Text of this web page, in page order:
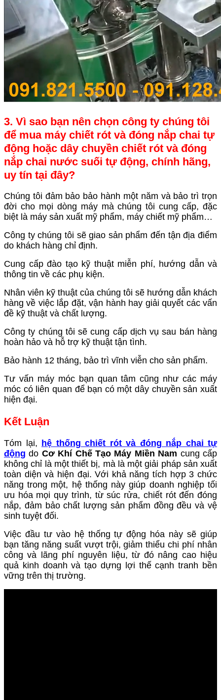
3. Vì sao bạn nên chọn công ty chúng tôi
để mua máy chiết rót và đóng nắp chai tự
động hoặc dây chuyền chiết rót và đóng
nắp chai nước suối tự động, chính hãng,
uy tín tại đây?
Chúng tôi đảm bảo bảo hành một năm và bảo trì trọn
đời cho mọi dòng máy mà chúng tôi cung cấp, đặc
biệt là máy sản xuất mỹ phẩm, máy chiết mỹ phẩm…
Công ty chúng tôi sẽ giao sản phẩm đến tận địa điểm
do khách hàng chỉ định.
Cung cấp đào tạo kỹ thuật miễn phí, hướng dẫn và
thông tin về các phụ kiện.
Nhân viên kỹ thuật của chúng tôi sẽ hướng dẫn khách
hàng về việc lắp đặt, vận hành hay giải quyết các vấn
đề kỹ thuật và chất lượng.
Công ty chúng tôi sẽ cung cấp dịch vụ sau bán hàng
hoàn hảo và hỗ trợ kỹ thuật tận tình.
Bảo hành 12 tháng, bảo trì vĩnh viễn cho sản phẩm.
Tư vấn máy móc bạn quan tâm cũng như các máy
móc có liên quan để bạn có một dây chuyền sản xuất
hiện đại.
Kết Luận
Tóm lại, hệ thống chiết rót và đóng nắp chai tự
động do Cơ Khí Chế Tạo Máy Miền Nam cung cấp
không chỉ là một thiết bị, mà là một giải pháp sản xuất
toàn diện và hiện đại. Với khả năng tích hợp 3 chức
năng trong một, hệ thống này giúp doanh nghiệp tối
ưu hóa mọi quy trình, từ súc rửa, chiết rót đến đóng
nắp, đảm bảo chất lượng sản phẩm đồng đều và vệ
sinh tuyệt đối.
Việc đầu tư vào hệ thống tự động hóa này sẽ giúp
bạn tăng năng suất vượt trội, giảm thiểu chi phí nhân
công và lãng phí nguyên liệu, từ đó nâng cao hiệu
quả kinh doanh và tạo dựng lợi thế cạnh tranh bền
vững trên thị trường.